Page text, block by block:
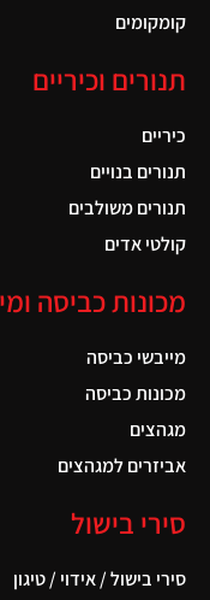
קומקומים
תנורים וכיריים
כיריים
תנורים בנויים
תנורים משולבים
קולטי אדים
מכונות כביסה
מייבשי כביסה
מכונות כביסה
מגהצים
אביזרים למגהצים
סירי בישול
סירי בישול / אידוי / טיגון